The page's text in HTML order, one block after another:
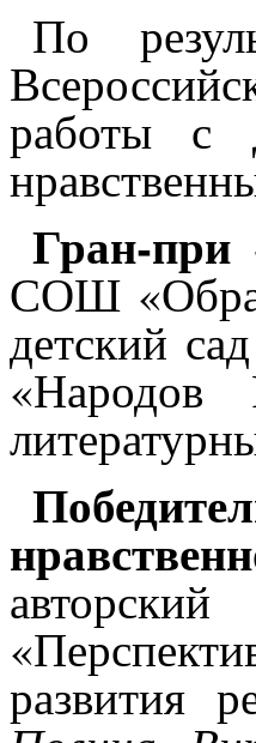
По
работы с
Гран-при
СОШ
детский
развития